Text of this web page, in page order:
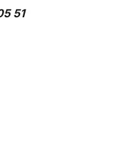
51